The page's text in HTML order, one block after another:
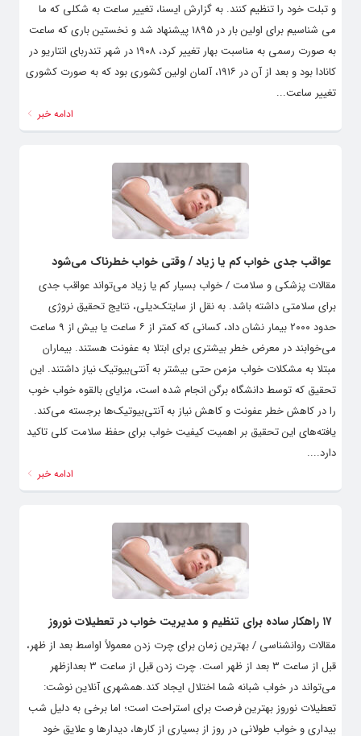
و تبلت خود را تنظیم کنند. به گزارش ایسنا، تغییر ساعت به شکلی که ما
می شناسیم برای اولین بار در ۱۸۹۵ پیشنهاد شد و نخستین باری که ساعت
به صورت رسمی به مناسبت بهار تغییر کرد، ۱۹۰۸ در شهر تندربای انتاریو در
کانادا بود و بعد از آن در ۱۹۱۶، آلمان اولین کشوری بود که به صورت کشوری
تغییر ساعت...
ادامه خبر
عواقب جدی خواب کم یا زیاد / وقتی خواب خطرناک می‌شود
مقالات پزشکی و سلامت / خواب بسیار کم یا زیاد می‌تواند عواقب جدی
برای سلامتی داشته باشد. به نقل از سایتک‌دیلی، نتایج تحقیق نروژی
حدود ۲۰۰۰ بیمار نشان داد، کسانی که کمتر از ۶ ساعت یا بیش از ۹ ساعت
می‌خوابند در معرض خطر بیشتری برای ابتلا به عفونت هستند. بیماران
مبتلا به مشکلات خواب مزمن حتی بیشتر به آنتی‌بیوتیک نیاز داشتند. این
تحقیق که توسط دانشگاه برگن انجام شده است، مزایای بالقوه خواب خوب
را در کاهش خطر عفونت و کاهش نیاز به آنتی‌بیوتیک‌ها برجسته می‌کند.
یافته‌های این تحقیق بر اهمیت کیفیت خواب برای حفظ سلامت کلی تاکید
دارد....
ادامه خبر
۱۷ راهکار ساده برای تنظیم و مدیریت خواب در تعطیلات نوروز
مقالات روانشناسی / بهترین زمان برای چرت زدن معمولاً اواسط بعد از ظهر،
قبل از ساعت ۳ بعد از ظهر است. چرت زدن قبل از ساعت ۳ بعدازظهر
می‌تواند در خواب شبانه شما اختلال ایجاد کند.همشهری آنلاین نوشت:
تعطیلات نوروز بهترین فرصت برای استراحت است؛ اما برخی به دلیل شب
بیداری و خواب طولانی در روز از بسیاری از کارها، دیدارها و علایق خود